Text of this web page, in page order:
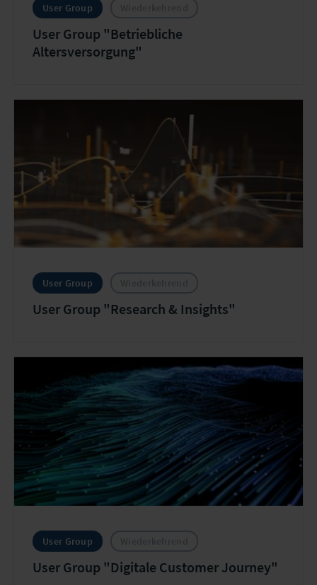
User Group
User Group "Betriebliche
Altersversorgung"
User Group
User Group "Research & Insights"
User Group
User Group "Digitale Customer Journey"